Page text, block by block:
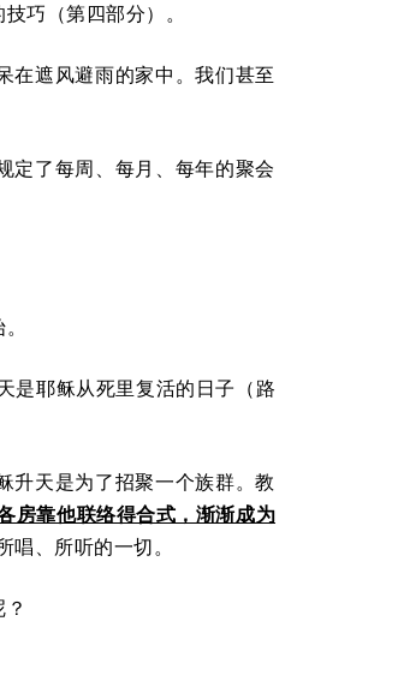
巧（第四部分）。
在遮风避雨的家中。我们甚至
定了每周、每月、每年的聚会
是耶稣从死里复活的日子（路
升天是为了招聚一个族群。教
房靠他联络得合式，渐渐成为
、所听的一切。